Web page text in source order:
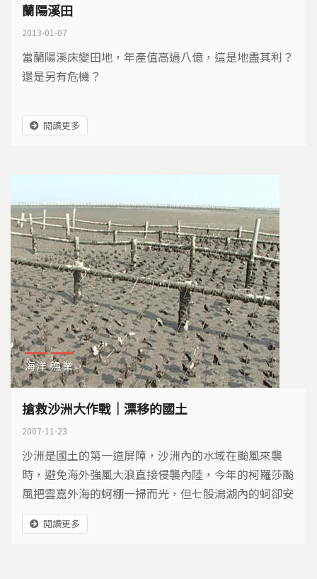
蘭陽溪田
2013-01-07
當蘭陽溪床變田地，年產值高過八億，這是地盡其利？
還是另有危機？
閱讀更多
海洋 漁業
搶救沙洲大作戰｜漂移的國土
2007-11-23
沙洲是國土的第一道屏障，沙洲內的水域在颱風來襲
時，避免海外強風大浪直接侵襲內陸，今年的柯羅莎颱
風把雲嘉外海的蚵棚一掃而光，但七股潟湖內的蚵卻安
然無恙，就是因為有沙洲的保護。從地理環境的變遷，
台灣西南沿海是堆積海岸，海岸線不斷向外推移，但現
閱讀更多